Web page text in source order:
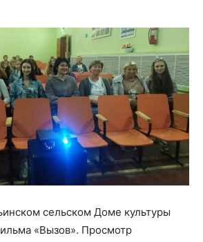
сельском Доме культуры
«Вызов». Просмотр